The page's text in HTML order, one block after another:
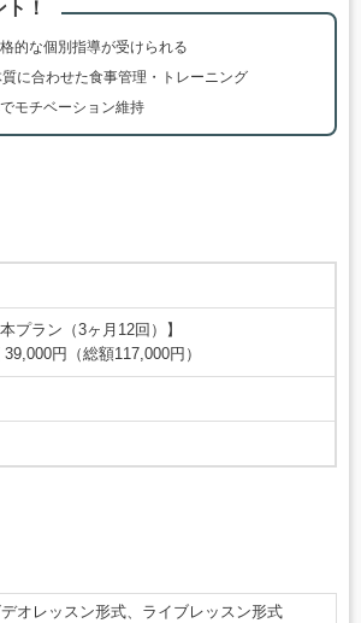
！
的な個別指導が受けられる
に合わせた食事管理・トレーニング
モチベーション維持
本プラン（3ヶ月12回）】
39,000円（総額117,000円）
デオレッスン形式、ライブレッスン形式